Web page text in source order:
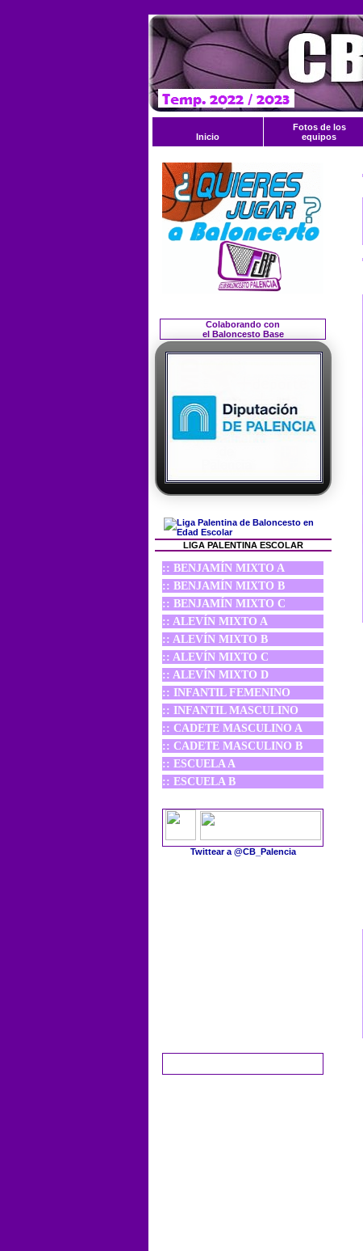
Inicio
Fotos de los
equipos
Colaborando con
el Baloncesto Base
LIGA PALENTINA ESCOLAR
:: BENJAMÍN MIXTO A
:: BENJAMÍN MIXTO B
:: BENJAMÍN MIXTO C
:: ALEVÍN MIXTO A
:: ALEVÍN MIXTO B
:: ALEVÍN MIXTO C
:: ALEVÍN MIXTO D
:: INFANTIL FEMENINO
:: INFANTIL MASCULINO
:: CADETE MASCULINO A
:: CADETE MASCULINO B
:: ESCUELA A
:: ESCUELA B
Twittear a @CB_Palencia